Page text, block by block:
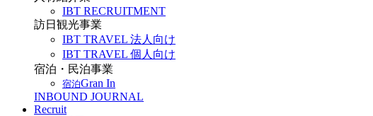
IBT RECRUITMENT
訪日観光事業
IBT TRAVEL 法人向け
IBT TRAVEL 個人向け
宿泊・民泊事業
宿泊Gran In
INBOUND JOURNAL
Recruit